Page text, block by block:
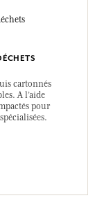
cartonnés
A l’aide
pour